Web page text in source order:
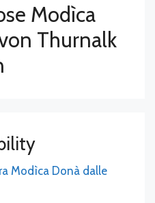
Modìca
Thurnalk
Modìca Donà dalle